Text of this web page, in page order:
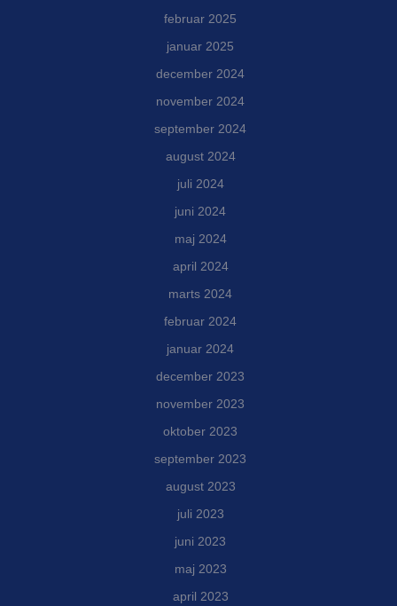
februar 2025
januar 2025
december 2024
november 2024
september 2024
august 2024
juli 2024
juni 2024
maj 2024
april 2024
marts 2024
februar 2024
januar 2024
december 2023
november 2023
oktober 2023
september 2023
august 2023
juli 2023
juni 2023
maj 2023
april 2023